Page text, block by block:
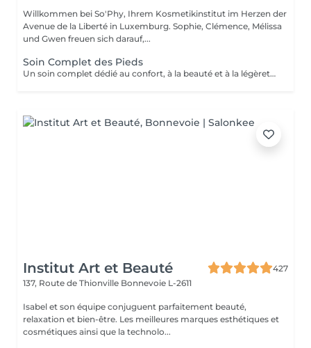
Willkommen bei So'Phy, Ihrem Kosmetikinstitut im Herzen der
Avenue de la Liberté in Luxemburg. Sophie, Clémence, Mélissa
und Gwen freuen sich darauf,...
Soin Complet des Pieds
Un soin complet dédié au confort, à la beauté et à la légèreté des pieds. Le soin débute par un bain de pieds relaxant, suivi d'une exfoliation douce afin d'éliminer les cellules mortes et retrouver une peau plus lisse et souple. Un masque nourrissant est ensuite appliqué pour hydrater en profondeur, tandis que les ongles et les cuticules sont soigneusement travaillés pour un résultat net et soigné. Le soin se prolonge par un moment de détente, apportant une sensation immédiate de confort et de légèreté. Les pieds sont plus doux, la peau nourrie et les ongles parfaitement soignés. Le vernis classique n'est pas proposé à l'institut. Si vous le souhaitez, nous pouvons toutefois réaliser la pose avec votre propre vernis en sélectionnant l'option correspondante.
Institut Art et Beauté
427
137, Route de Thionville Bonnevoie L-2611
Isabel et son équipe conjuguent parfaitement beauté,
relaxation et bien-être. Les meilleures marques esthétiques et
cosmétiques ainsi que la technolo...